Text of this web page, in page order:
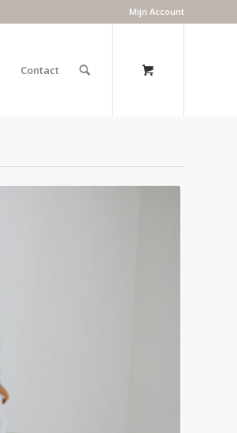
Mijn Account
Contact